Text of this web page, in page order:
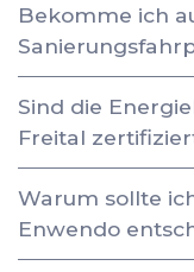
Bekomme ich
Sind die
Freital
Warum sollte
Enwendo